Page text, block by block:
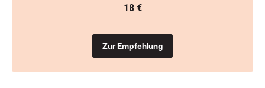
18 €
Zur Empfehlung